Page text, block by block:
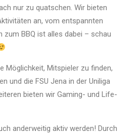
nur zu quatschen. Wir bieten
an, vom entspannten
zum BBQ ist alles dabei – schau
Möglichkeit, Mitspieler zu finden,
und die FSU Jena in der Uniliga
bieten wir Gaming- und Life-
anderweitig aktiv werden! Durch